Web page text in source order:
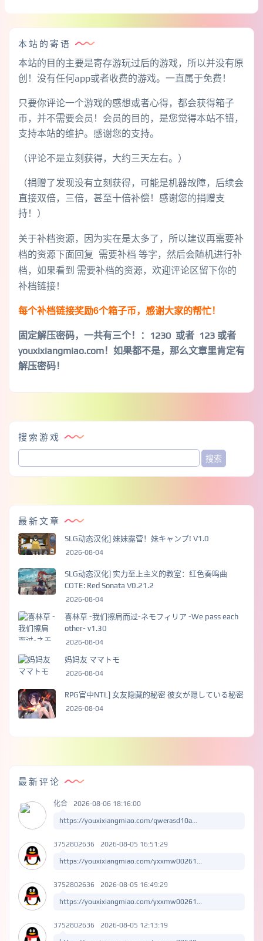
本站的寄语
本站的目的主要是寄存游玩过后的游戏，所以并没有原
创！没有任何app或者收费的游戏。一直属于免费！
只要你评论一个游戏的感想或者心得，都会获得箱子
币，并不需要会员！会员的目的，是您觉得本站不错，
支持本站的维护。感谢您的支持。
（评论不是立刻获得，大约三天左右。）
（捐赠了发现没有立刻获得，可能是机器故障，后续会
直接双倍，三倍，甚至十倍补偿！感谢您的捐赠支
持！）
关于补档资源，因为实在是太多了，所以建议再需要补
档的资源下面回复 需要补档 等字，然后会随机进行补
档，如果看到 需要补档的资源，欢迎评论区留下你的
补档链接！
每个补档链接奖励6个箱子币，感谢大家的帮忙！
固定解压密码，一共有三个！
：1230 或者 123 或者
youxixiangmiao.com！如果都不是，那么文章里肯定有
解压密码！
搜索游戏
最新文章
SLG动态汉化] 妹妹露营！妹キャンプ! V1.0
2026-08-04
SLG动态汉化] 实力至上主义的教室：红色奏鸣曲
COTE: Red Sonata V0.21.2
2026-08-04
喜林草 -我们擦肩而过-ネモフィリア -We pass each
other- v1.30
2026-08-04
妈妈友 ママトモ
2026-08-04
RPG官中NTL] 女友隐藏的秘密 彼女が隠している秘密
2026-08-04
最新评论
化合 2026-08-06 18:16:00
https://youxixiangmiao.com/qwerasd10a...
3752802636 2026-08-05 16:51:29
https://youxixiangmiao.com/yxxmw00261...
3752802636 2026-08-05 16:49:29
https://youxixiangmiao.com/yxxmw00261...
3752802636 2026-08-05 12:13:19